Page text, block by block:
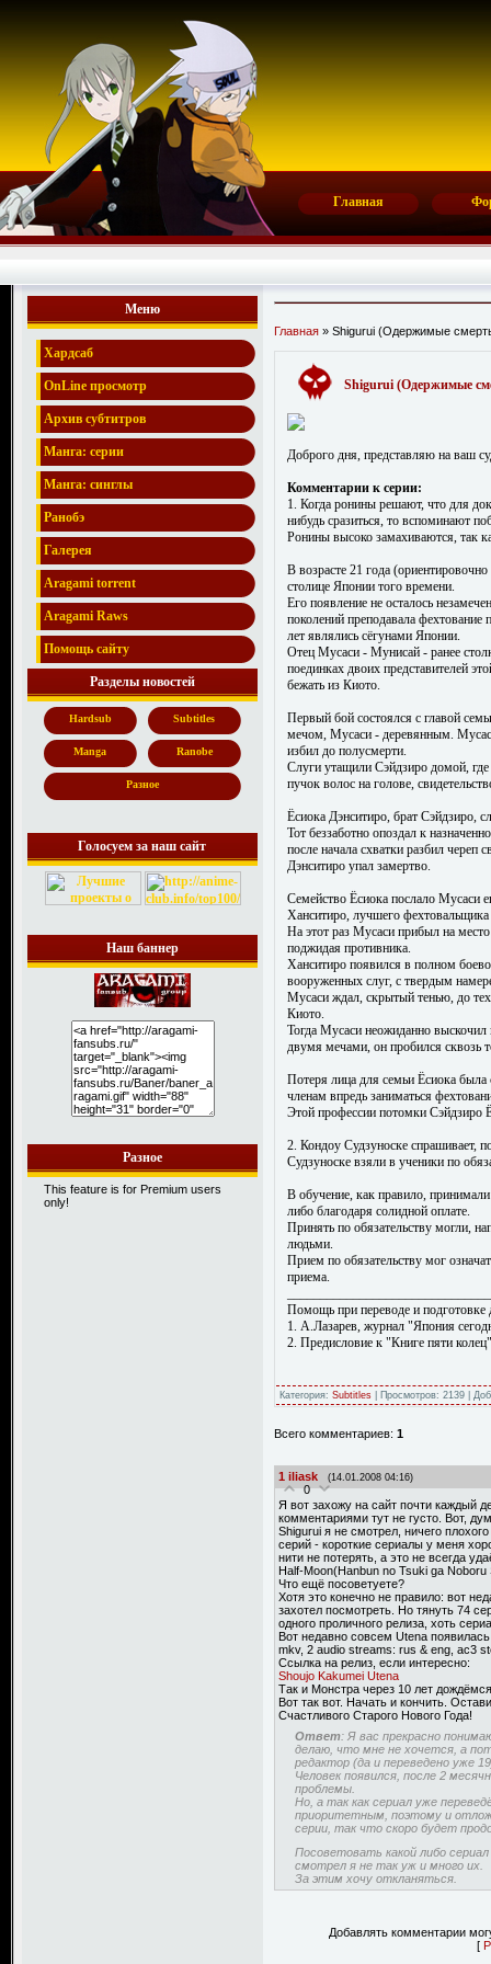
Главная
Меню
Хардсаб
OnLine просмотр
Архив субтитров
Манга: серии
Манга: синглы
Ранобэ
Галерея
Aragami torrent
Aragami Raws
Помощь сайту
Разделы новостей
Hardsub Subtitles
Manga Ranobe
Разное
Голосуем за наш сайт
Наш баннер
Разное
This feature is for Premium users
only!
Главная » Shigurui (Одержимые
Shigurui (Одержимые
Доброго дня, представляю на ваш
Комментарии к серии:
1. Когда ронины решают, что для
нибудь сразиться, то вспоминают
Ронины высоко замахиваются, так
В возрасте 21 года
столице Японии того времени.
Его появление не осталось
поколений преподавала
лет являлись сёгунами Японии.
Отец Мусаси - Мунисай - ранее
поединках двоих представителей
бежать из Киото.
Первый бой состоялся с главой
мечом, Мусаси - деревянным.
избил до полусмерти.
Слуги утащили Сэйдзиро домой, где
пучок волос на голове,
Ёсиока Дэнситиро, брат Сэйдзиро,
Тот беззаботно опоздал к
после начала схватки разбил череп
Дэнситиро упал замертво.
Семейство Ёсиока послало Мусаси
Ханситиро, лучшего фехтовальщика
На этот раз Мусаси прибыл на
поджидая противника.
Ханситиро появился в полном
вооруженных слуг, с твердым
Мусаси ждал, скрытый тенью, до
Киото.
Тогда Мусаси неожиданно
двумя мечами, он пробился сквозь
Потеря лица для семьи Ёсиока была
членам впредь заниматься
Этой профессии потомки Сэйдзиро
2. Кондоу Судзуноске спрашивает,
Судзуноске взяли в ученики по
В обучение, как правило,
либо благодаря солидной оплате.
Принять по обязательству могли,
людьми.
Прием по обязательству мог
приема.
Помощь при переводе и подготовке
1. А.Лазарев, журнал "Япония
2. Предисловие к "Книге пяти
Категория: Subtitles | Просмотров: 2139 |
Всего комментариев: 1
1 iliask (14.01.2008 04:16)
0
Я вот захожу на сайт почти каждый
комментариями тут не густо. Вот,
Shigurui я не смотрел, ничего
серий - короткие сериалы у меня
нити не потерять, а это не всегда
Half-Moon(Hanbun no Tsuki ga
Что ещё посоветуете?
Хотя это конечно не правило: вот
захотел посмотреть. Но тянуть 74
одного проличного релиза, хоть
Вот недавно совсем Utena
mkv, 2 audio streams: rus & eng, ac3
Ссылка на релиз, если интересно:
Shoujo Kakumei Utena
Так и Монстра через 10 лет
Вот так вот. Начать и кончить.
Счастливого Старого Нового Года!
Ответ: Я вас прекрасно
делаю, что мне не хочется, а
редактор (да и переведено уже
Человек появился, после 2
проблемы.
Но, а так как сериал уже
приоритетным, поэтому и
серии, так что скоро будет
Посоветовать какой либо
смотрел я не так уж и много их.
За этим хочу откланяться.
Добавлять комментарии
[